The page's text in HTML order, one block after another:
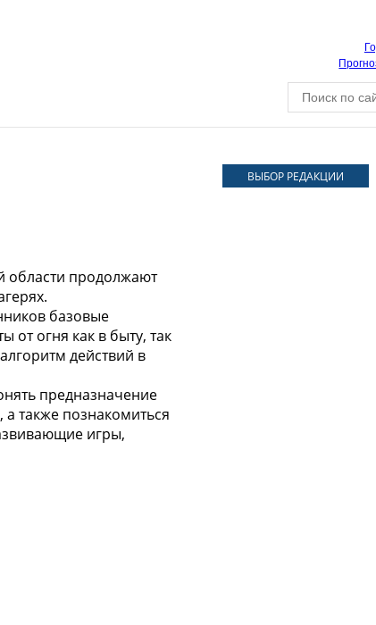
области продолжают
базовые
огня как в быту, так
действий в
предназначение
также познакомиться
игры,
ВЫБОР РЕДАКЦИИ